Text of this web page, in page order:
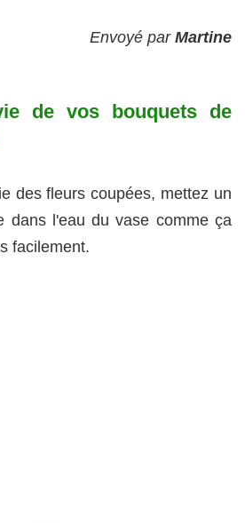
Envoyé par Martine
de vos bouquets de
des fleurs coupées, mettez un
dans l'eau du vase comme ça
facilement.